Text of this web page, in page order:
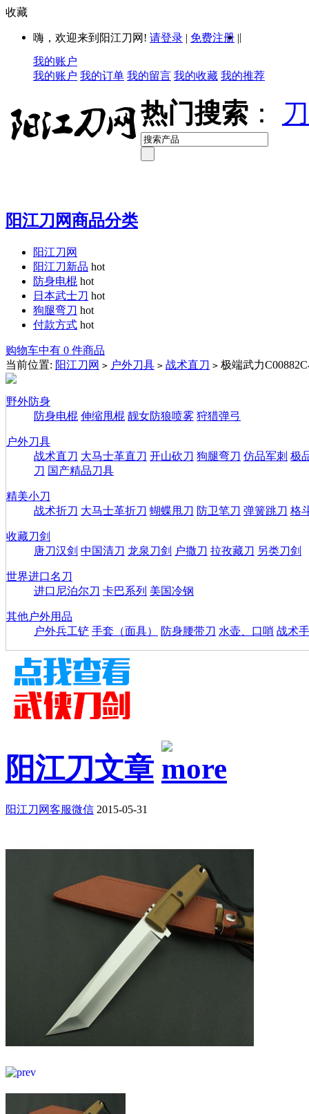
收藏
嗨，欢迎来到阳江刀网! 请登录 | 免费注册 ||
我的账户
我的账户 我的订单 我的留言 我的收藏 我的推荐
热门搜索 ：
阳江刀网商品分类
阳江刀网
阳江刀新品 hot
防身电棍 hot
日本武士刀 hot
狗腿弯刀 hot
付款方式 hot
购物车中有 0 件商品
当前位置: 阳江刀网 > 户外刀具 > 战术直刀 > 极端武力
野外防身
防身电棍 伸缩甩棍 靓女防狼喷雾 狩猎弹弓
户外刀具
战术直刀 大马士革直刀 开山砍刀 狗腿弯刀 仿品军刺 极
刀 国产精品刀具
精美小刀
战术折刀 大马士革折刀 蝴蝶甩刀 防卫笔刀 弹簧跳刀 格
收藏刀剑
唐刀汉剑 中国清刀 龙泉刀剑 户撒刀 拉孜藏刀 另类刀剑
世界进口名刀
进口尼泊尔刀 卡巴系列 美国冷钢
其他户外用品
户外兵工铲 手套（面具） 防身腰带刀 水壶、口哨 战术
阳江刀文章
阳江刀网客服微信 2015-05-31